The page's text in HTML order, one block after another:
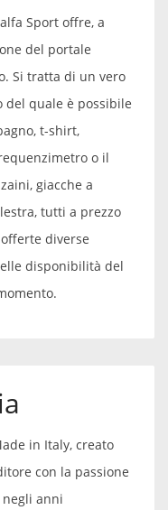
Sport offre, a
del portale
Si tratta di un vero
del quale è possibile
t-shirt,
o il
giacche a
tutti a prezzo
diverse
disponibilità del
in Italy, creato
con la passione
anni